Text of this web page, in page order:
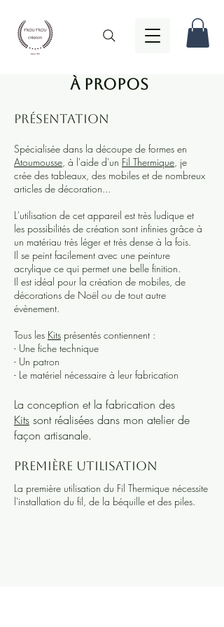
À propos
Présentation
Spécialisée dans la découpe de formes en
Atoumousse, à l'aide d'un Fil Thermique, je
crée des tableaux, des mobiles et de nombreux
articles de décoration...
L'utilisation de cet appareil est très ludique et
les possibilités de création sont infinies grâce à
un matériau très léger et très dense à la fois.
Il se peint facilement avec une peinture
acrylique ce qui permet une belle finition.
Il est idéal pour la création de mobiles, de
décorations de Noël ou de tout autre
évènement.
Tous les Kits présentés contiennent :
- Une fiche technique
- Un patron
- Le matériel nécessaire à leur fabrication
La conception et la fabrication des
Kits sont réalisées dans mon atelier de
façon artisanale.
Première utilisation
La première utilisation du Fil Thermique nécessite
l'installation du fil, de la béquille et des piles.